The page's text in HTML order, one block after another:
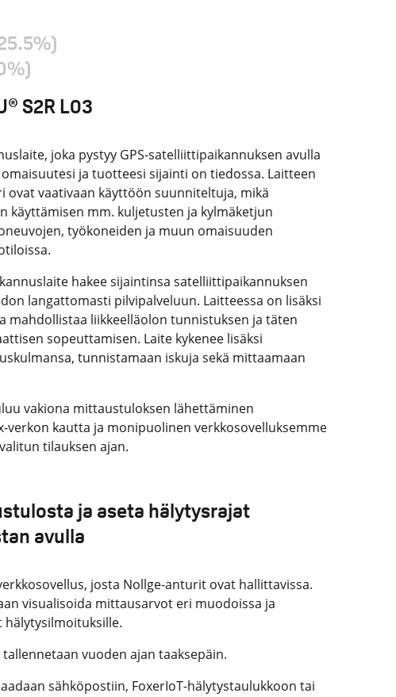
S2R L03
joka pystyy GPS-satelliittipaikannuksen avulla
ja tuotteesi sijainti on tiedossa. Laitteen
ovat vaativaan käyttöön suunniteltuja, mikä
käyttämisen mm. kuljetusten ja kylmäketjun
työkoneiden ja muun omaisuuden
hakee sijaintinsa satelliittipaikannuksen
langattomasti pilvipalveluun. Laitteessa on lisäksi
mahdollistaa liikkeelläolon tunnistuksen ja täten
sopeuttamisen. Laite kykenee lisäksi
tunnistamaan iskuja sekä mittaamaan
vakiona mittaustuloksen lähettäminen
verkon kautta ja monipuolinen verkkosovelluksemme
tilauksen ajan.
ja aseta hälytysrajat
avulla
josta Nollge-anturit ovat hallittavissa.
visualisoida mittausarvot eri muodoissa ja
vuoden ajan taaksepäin.
sähköpostiin, FoxerIoT-hälytystaulukkoon tai